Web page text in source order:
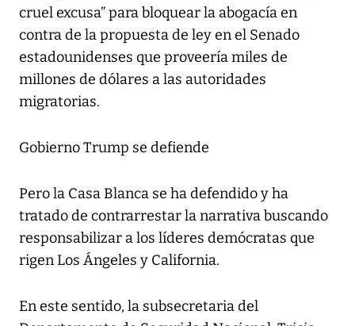
cruel excusa” para bloquear la abogacía en
contra de la propuesta de ley en el Senado
estadounidenses que proveería miles de
millones de dólares a las autoridades
migratorias.
Gobierno Trump se defiende
Pero la Casa Blanca se ha defendido y ha
tratado de contrarrestar la narrativa buscando
responsabilizar a los líderes demócratas que
rigen Los Ángeles y California.
En este sentido, la subsecretaria del